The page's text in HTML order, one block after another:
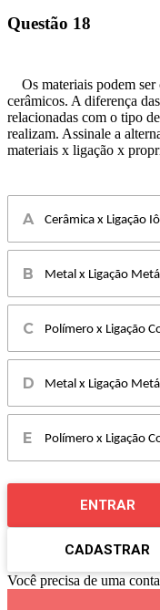
Questão 18
Os materiais podem
cerâmicos. A diferença
relacionadas com o tipo
realizam. Assinale a
materiais x ligação x
Cerâmica x Ligação
Metal x Ligação
Polímero x Ligação
Metal x Ligação
Polímero x Ligação
ENTRAR
CADASTRAR
Você precisa de uma